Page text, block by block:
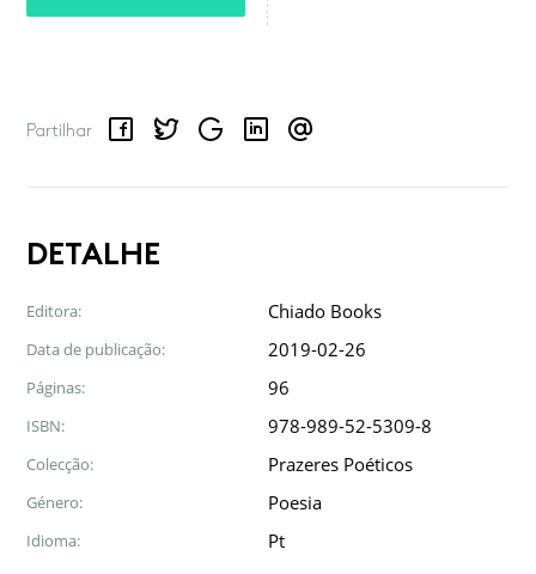
Partilhar
FacebookTwitterGoogle LinkedInEmail
DETALHE
Editora: Chiado Books
Data de publicação: 2019-02-26
Páginas: 96
ISBN: 978-989-52-5309-8
Colecção: Prazeres Poéticos
Género: Poesia
Idioma: Pt